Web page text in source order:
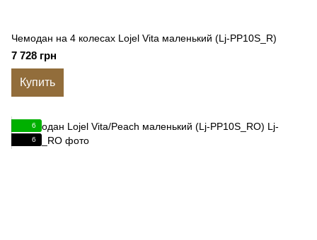
Чемодан на 4 колесах Lojel Vita маленький (Lj-PP10S_R)
7 728 грн
Купить
6
6